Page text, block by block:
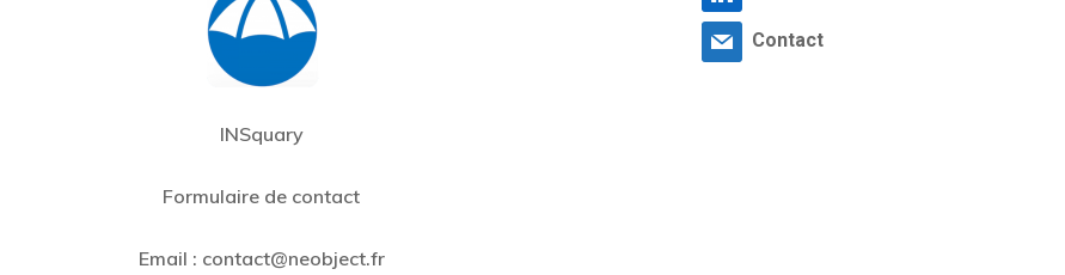
INSquary
Formulaire de contact
Email : contact@neobject.fr
Contact